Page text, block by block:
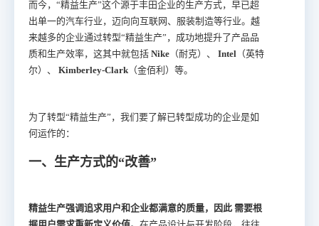
而今，“精益生产”这个源于丰田企业的生产方式，早已超
出单一的汽车行业，迈向向互联网、服装制造等行业。越
来越多的企业通过转型“精益生产”，成功地提升了产品品
质和生产效率，这其中就包括 Nike （耐克）、 Intel （英特
尔）、 Kimberley-Clark （金佰利）等。
为了转型“精益生产”，我们要了解已转型成功的企业是如
何运作的：
一、生产方式的“改善”
精益生产强调追求用户和企业都满意的质量，因此 需要根